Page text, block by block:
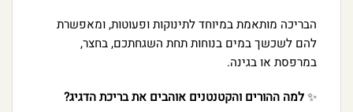
הבריכה מותאמת במיוחד לתינוקות ופעוטות, ומאפשרת
להם לשכשך במים בנוחות תחת השגחתכם, בחצר,
במרפסת או בגינה.
✨למה ההורים והקטנטנים אוהבים את בריכת הדגיג?